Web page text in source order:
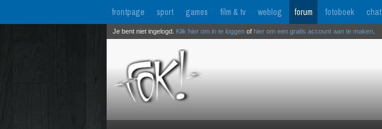
frontpage sport games film & tv weblog forum fotoboek chat
Je bent niet ingelogd. Klik hier om in te loggen of hier om een gratis account aan te maken